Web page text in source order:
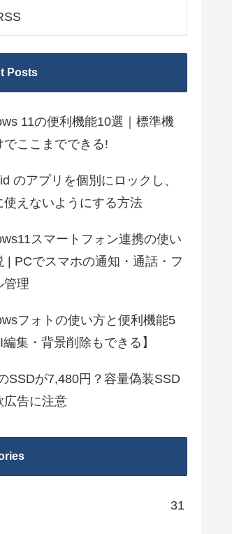
Posts
11の便利機能10選｜標準機
でここまでできる!
のアプリを個別にロックし、
使えないようにする方法
スマートフォン連携の使い
| PCでスマホの通知・通話・フ
管理
フォトの使い方と便利機能5
集・背景削除もできる】
SSDが7,480円？容量偽装SSD
広告に注意
31